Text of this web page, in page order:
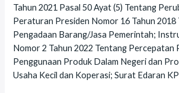
Tahun 2021 Pasal 50 Ayat (5) Tentang
Peraturan Presiden Nomor 16 Tahun 2018
Pengadaan Barang/Jasa Pemerintah;
Nomor 2 Tahun 2022 Tentang Percepatan
Penggunaan Produk Dalam Negeri dan
Usaha Kecil dan Koperasi; Surat Edaran